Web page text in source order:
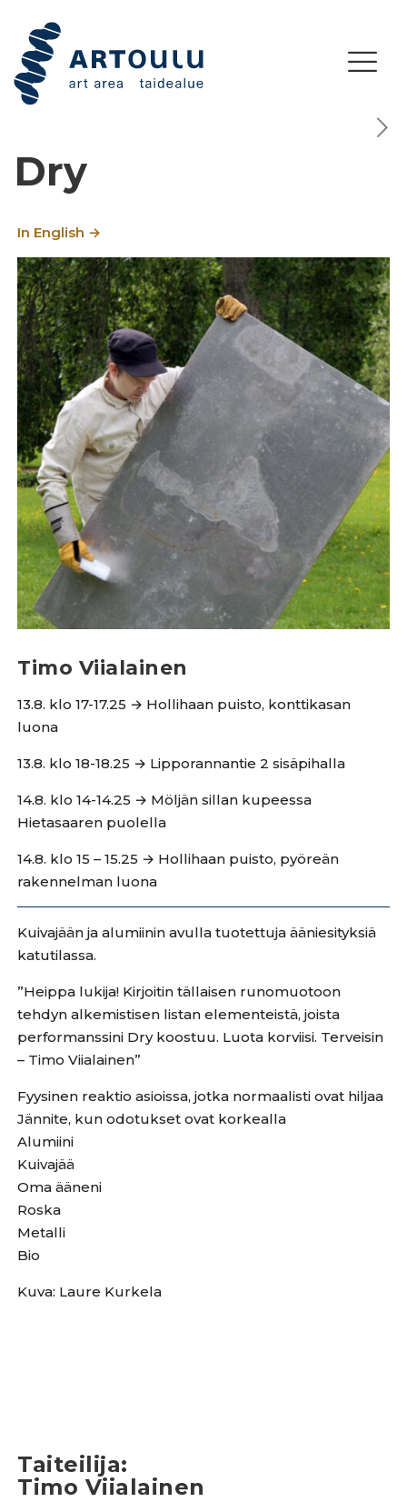
Dry
In English →
Timo Viialainen
13.8. klo 17-17.25 → Hollihaan puisto, konttikasan
luona
13.8. klo 18-18.25 → Lipporannantie 2 sisäpihalla
14.8. klo 14-14.25 → Möljän sillan kupeessa
Hietasaaren puolella
14.8. klo 15 – 15.25 → Hollihaan puisto, pyöreän
rakennelman luona
Kuivajään ja alumiinin avulla tuotettuja ääniesityksiä
katutilassa.
”Heippa lukija! Kirjoitin tällaisen runomuotoon
tehdyn alkemistisen listan elementeistä, joista
performanssini Dry koostuu. Luota korviisi. Terveisin
– Timo Viialainen”
Fyysinen reaktio asioissa, jotka normaalisti ovat hiljaa
Jännite, kun odotukset ovat korkealla
Alumiini
Kuivajää
Oma ääneni
Roska
Metalli
Bio
Kuva: Laure Kurkela
Taiteilija:
Timo Viialainen